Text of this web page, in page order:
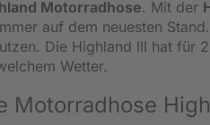
Motorradhose. Mit der
auf dem neuesten
Die Highland III hat für
Wetter.
Motorradhose